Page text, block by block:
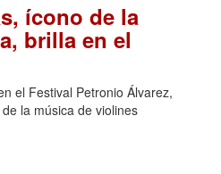
ícono de la
brilla en el
el Festival Petronio Álvarez,
la música de violines